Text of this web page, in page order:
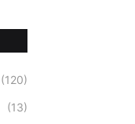
(120)
(13)